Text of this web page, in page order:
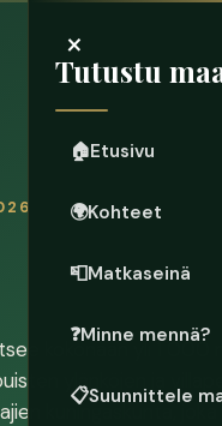
×
Tutustu
🏠Etusivu
🌍Kohteet
📮Matkaseinä
❓Minne mennä?
📋Suunnittele
kokonaan yli 1 000
ylänköjen ja
kuningaskunta, joka